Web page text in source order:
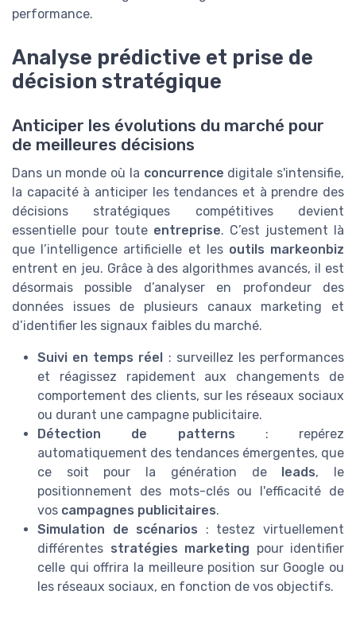
performance.
Analyse prédictive et prise de
décision stratégique
Anticiper les évolutions du marché pour
de meilleures décisions
Dans un monde où la concurrence digitale s'intensifie,
la capacité à anticiper les tendances et à prendre des
décisions stratégiques compétitives devient
essentielle pour toute entreprise. C’est justement là
que l’intelligence artificielle et les outils markeonbiz
entrent en jeu. Grâce à des algorithmes avancés, il est
désormais possible d’analyser en profondeur des
données issues de plusieurs canaux marketing et
d’identifier les signaux faibles du marché.
Suivi en temps réel : surveillez les performances
et réagissez rapidement aux changements de
comportement des clients, sur les réseaux sociaux
ou durant une campagne publicitaire.
Détection de patterns : repérez
automatiquement des tendances émergentes, que
ce soit pour la génération de leads, le
positionnement des mots-clés ou l'efficacité de
vos campagnes publicitaires.
Simulation de scénarios : testez virtuellement
différentes stratégies marketing pour identifier
celle qui offrira la meilleure position sur Google ou
les réseaux sociaux, en fonction de vos objectifs.